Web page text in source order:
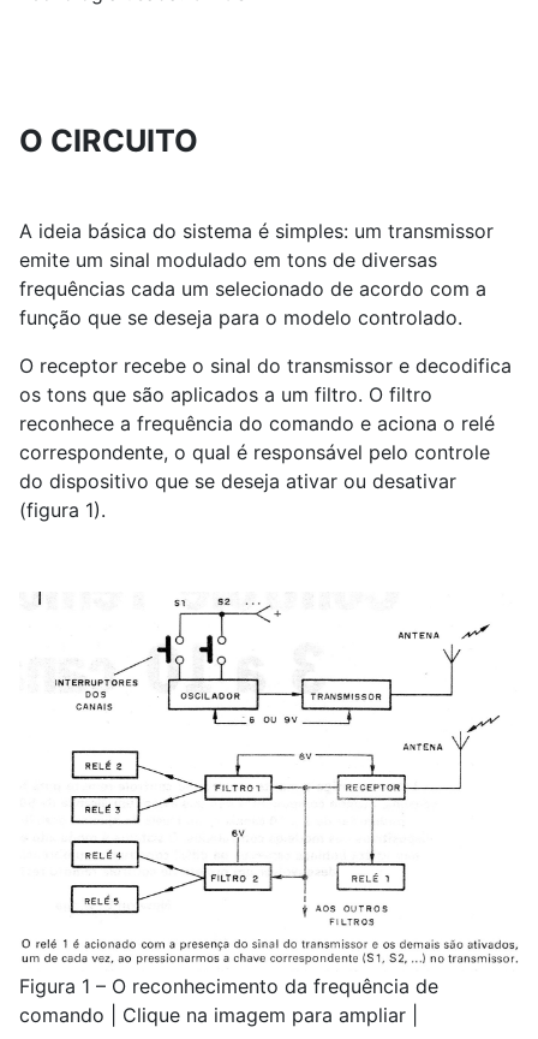
O CIRCUITO
A ideia básica do sistema é simples: um transmissor
emite um sinal modulado em tons de diversas
frequências cada um selecionado de acordo com a
função que se deseja para o modelo controlado.
O receptor recebe o sinal do transmissor e decodifica
os tons que são aplicados a um filtro. O filtro
reconhece a frequência do comando e aciona o relé
correspondente, o qual é responsável pelo controle
do dispositivo que se deseja ativar ou desativar
(figura 1).
Figura 1 – O reconhecimento da frequência de
comando | Clique na imagem para ampliar |